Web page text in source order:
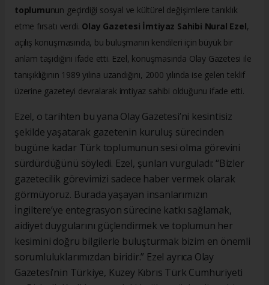
toplumunun geçirdiği sosyal ve kültürel değişimlere tanıklık
etme fırsatı verdi. Olay Gazetesi İmtiyaz Sahibi Nural Ezel,
açılış konuşmasında, bu buluşmanın kendileri için büyük bir
anlam taşıdığını ifade etti. Ezel, konuşmasında Olay Gazetesi ile
tanışıklığının 1989 yılına uzandığını, 2000 yılında ise gelen teklif
üzerine gazeteyi devralarak imtiyaz sahibi olduğunu ifade etti.
Ezel, o tarihten bu yana Olay Gazetesi’ni kesintisiz
şekilde yaşatarak gazetenin kuruluş sürecinden
bugüne kadar Türk toplumunun sesi olma görevini
sürdürdüğünü söyledi. Ezel, şunları vurguladı: “Bizler
gazetecilik görevimizi sadece haber vermek olarak
görmüyoruz. Burada yaşayan insanlarımızın
İngiltere’ye entegrasyon sürecine katkı sağlamak,
aidiyet duygularını güçlendirmek ve toplumun her
kesimini doğru bilgilerle buluşturmak bizim en önemli
sorumluluklarımızdan biridir.” Ezel ayrıca Olay
Gazetesi’nin Türkiye, Kuzey Kıbrıs Türk Cumhuriyeti